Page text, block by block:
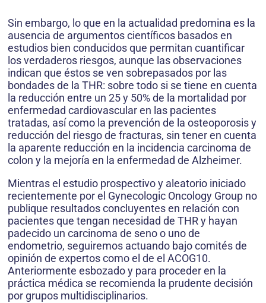
Sin embargo, lo que en la actualidad predomina es la
ausencia de argumentos científicos basados en
estudios bien conducidos que permitan cuantificar
los verdaderos riesgos, aunque las observaciones
indican que éstos se ven sobrepasados por las
bondades de la THR: sobre todo si se tiene en cuenta
la reducción entre un 25 y 50% de la mortalidad por
enfermedad cardiovascular en las pacientes
tratadas, así como la prevención de la osteoporosis y
reducción del riesgo de fracturas, sin tener en cuenta
la aparente reducción en la incidencia carcinoma de
colon y la mejoría en la enfermedad de Alzheimer.
Mientras el estudio prospectivo y aleatorio iniciado
recientemente por el Gynecologic Oncology Group no
publique resultados concluyentes en relación con
pacientes que tengan necesidad de THR y hayan
padecido un carcinoma de seno o uno de
endometrio, seguiremos actuando bajo comités de
opinión de expertos como el de el ACOG10.
Anteriormente esbozado y para proceder en la
práctica médica se recomienda la prudente decisión
por grupos multidisciplinarios.